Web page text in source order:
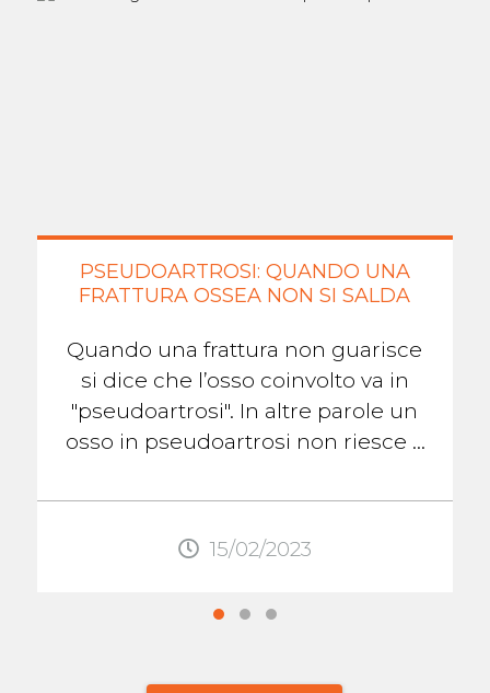
PSEUDOARTROSI: QUANDO UNA
FRATTURA OSSEA NON SI SALDA
Quando una frattura non guarisce
si dice che l’osso coinvolto va in
"pseudoartrosi". In altre parole un
osso in pseudoartrosi non riesce a
...
15/02/2023